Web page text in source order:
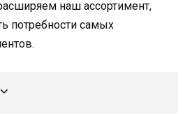
наш ассортимент,
потребности самых